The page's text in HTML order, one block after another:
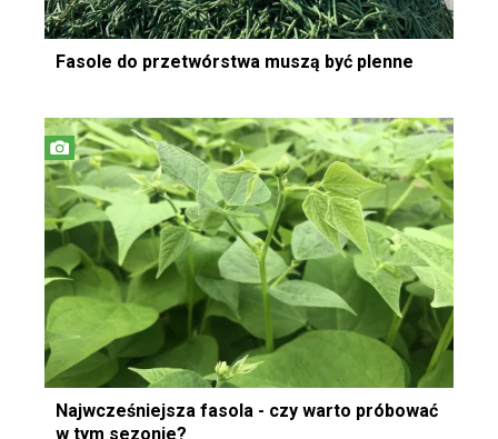
Fasole do przetwórstwa muszą być plenne
Najwcześniejsza fasola - czy warto próbować
w tym sezonie?